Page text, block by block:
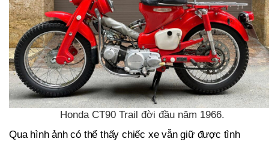
Honda CT90 Trail đời đầu năm 1966.
Qua hình ảnh có thể thấy chiếc xe vẫn giữ được tình